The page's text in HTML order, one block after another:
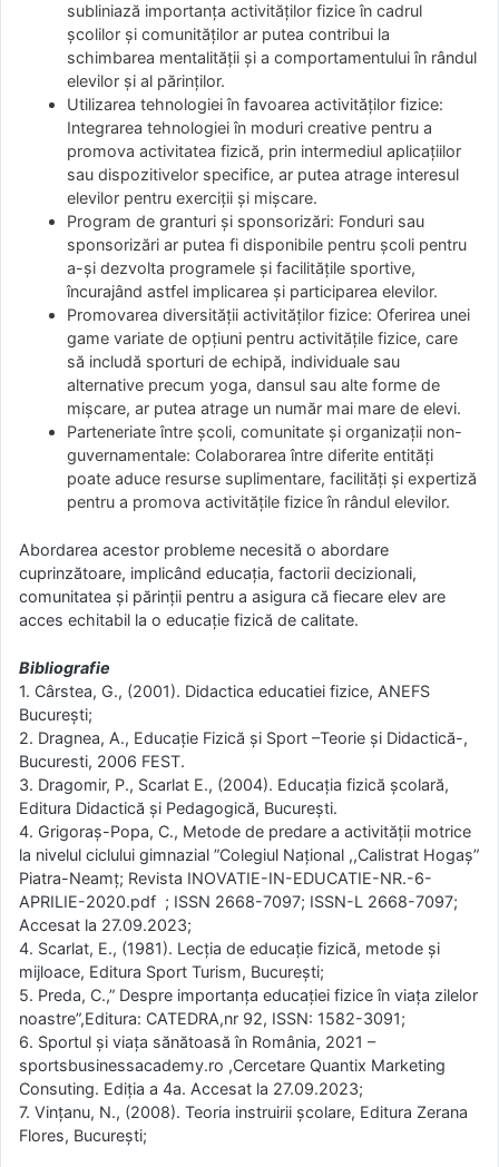
subliniază importanța activităților fizice în cadrul
școlilor și comunităților ar putea contribui la
schimbarea mentalității și a comportamentului în rândul
elevilor și al părinților.
Utilizarea tehnologiei în favoarea activităților fizice:
Integrarea tehnologiei în moduri creative pentru a
promova activitatea fizică, prin intermediul aplicațiilor
sau dispozitivelor specifice, ar putea atrage interesul
elevilor pentru exerciții și mișcare.
Program de granturi și sponsorizări: Fonduri sau
sponsorizări ar putea fi disponibile pentru școli pentru
a-și dezvolta programele și facilitățile sportive,
încurajând astfel implicarea și participarea elevilor.
Promovarea diversității activităților fizice: Oferirea unei
game variate de opțiuni pentru activitățile fizice, care
să includă sporturi de echipă, individuale sau
alternative precum yoga, dansul sau alte forme de
mișcare, ar putea atrage un număr mai mare de elevi.
Parteneriate între școli, comunitate și organizații non-
guvernamentale: Colaborarea între diferite entități
poate aduce resurse suplimentare, facilități și expertiză
pentru a promova activitățile fizice în rândul elevilor.
Abordarea acestor probleme necesită o abordare
cuprinzătoare, implicând educația, factorii decizionali,
comunitatea și părinții pentru a asigura că fiecare elev are
acces echitabil la o educație fizică de calitate.
Bibliografie
1. Cârstea, G., (2001). Didactica educatiei fizice, ANEFS
Bucureşti;
2. Dragnea, A., Educație Fizică și Sport –Teorie și Didactică-,
Bucuresti, 2006 FEST.
3. Dragomir, P., Scarlat E., (2004). Educaţia fizică şcolară,
Editura Didactică şi Pedagogică, Bucureşti.
4. Grigoraș-Popa, C., Metode de predare a activității motrice
la nivelul ciclului gimnazial ”Colegiul Național ,,Calistrat Hogaș”
Piatra-Neamț; Revista INOVATIE-IN-EDUCATIE-NR.-6-
APRILIE-2020.pdf ; ISSN 2668-7097; ISSN-L 2668-7097;
Accesat la 27.09.2023;
4. Scarlat, E., (1981). Lecţia de educaţie fizică, metode şi
mijloace, Editura Sport Turism, Bucureşti;
5. Preda, C.,” Despre importanța educației fizice în viața zilelor
noastre”,Editura: CATEDRA,nr 92, ISSN: 1582-3091;
6. Sportul și viața sănătoasă în România, 2021 –
sportsbusinessacademy.ro ,Cercetare Quantix Marketing
Consuting. Ediția a 4a. Accesat la 27.09.2023;
7. Vinţanu, N., (2008). Teoria instruirii şcolare, Editura Zerana
Flores, Bucureşti;